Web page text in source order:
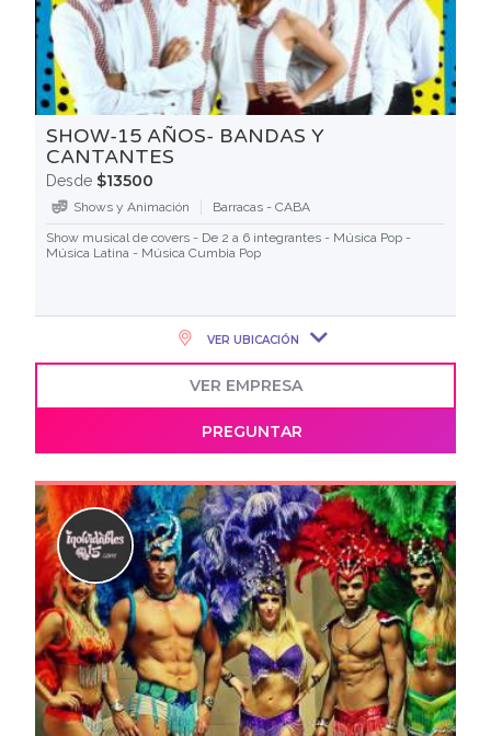
SHOW-15 AÑOS- BANDAS Y
CANTANTES
Desde $13500
Shows y Animación
Barracas - CABA
Show musical de covers - De 2 a 6 integrantes - Música Pop -
Música Latina - Música Cumbia Pop
VER UBICACIÓN
VER EMPRESA
PREGUNTAR